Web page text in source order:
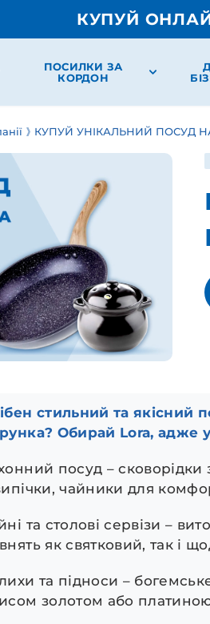
КУПУЙ
ПОСИЛКИ ЗА
КОРДОН
КУПУЙ УНІКАЛЬНИЙ ПОСУД НА
стильний та якісний
Обирай Lora, адже
посуд –
чайники для
та столові сервізи –
як святковий, так і
та підноси –
золотом або